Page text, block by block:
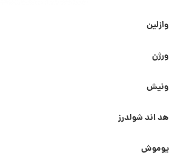
وازلین
ورژن
ونیش
هد اند شولدرز
یوموش